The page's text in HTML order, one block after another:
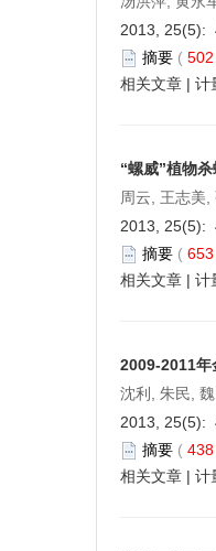
2013, 25(5):
摘要 ( 502
相关文章 | 计
“螺威”植物
周云, 王志美
2013, 25(5):
摘要 ( 653
相关文章 | 计
2009-2011年
沈利, 朱民,
2013, 25(5):
摘要 ( 438
相关文章 | 计